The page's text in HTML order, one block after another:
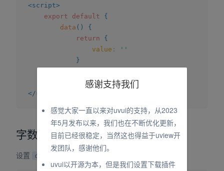
<script>
export
default
{
data ( )
{
return
{
value :
''
}
</script
字数统计
设置 count
感谢支持我们
感觉大家一直以来对uvui的支持，从2023
年5月发布以来，我们也在不断优化更新，
目前已经很稳定，当然这也得益于uview开
发团队，感谢他们。
uvui以开源为本，但是我们设置下载插件